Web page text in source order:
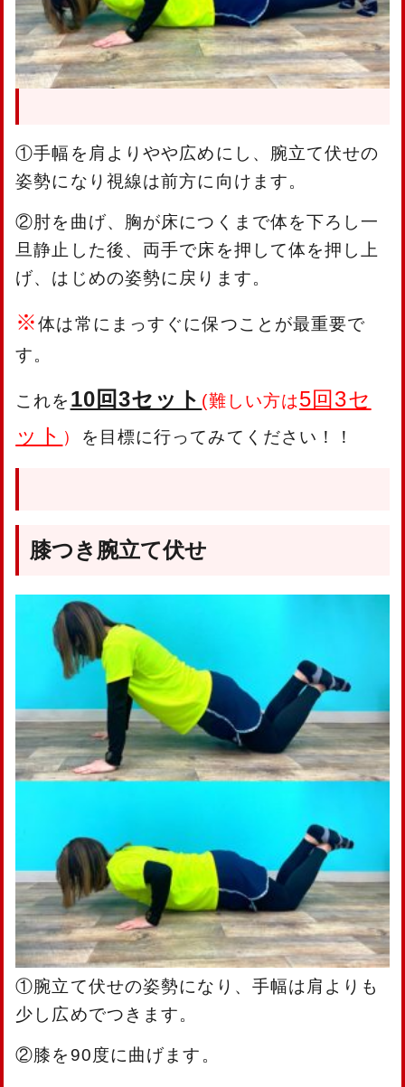
①手幅を肩よりやや広めにし、腕立て伏せの
姿勢になり視線は前方に向けます。
②肘を曲げ、胸が床につくまで体を下ろし一
旦静止した後、両手で床を押して体を押し上
げ、はじめの姿勢に戻ります。
※体は常にまっすぐに保つことが最重要で
す。
これを 10回3セット (難しい方は5回3セ
ット ） を目標に行ってみてください！！
膝つき腕立て伏せ
①腕立て伏せの姿勢になり、手幅は肩よりも
少し広めでつきます。
②膝を90度に曲げます。